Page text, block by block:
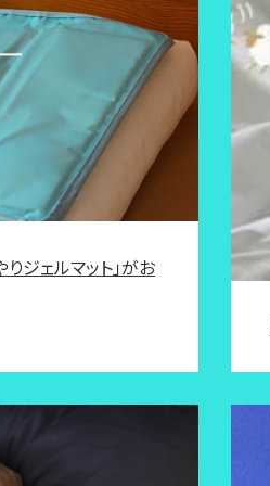
ジェルマット」がお